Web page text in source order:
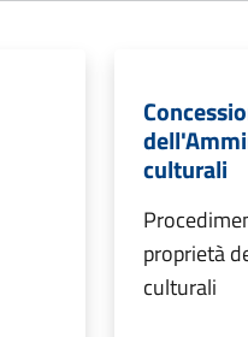
culturali
proprietà
culturali